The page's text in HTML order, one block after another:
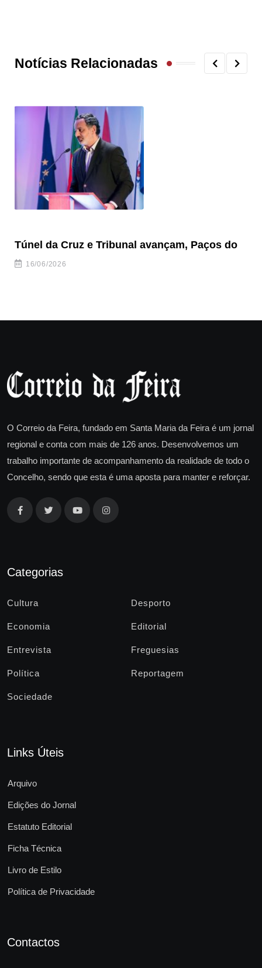
Notícias Relacionadas
Túnel da Cruz e Tribunal avançam, Paços do
16/06/2026
O Correio da Feira, fundado em Santa Maria da Feira é um jornal
regional e conta com mais de 126 anos. Desenvolvemos um
trabalho importante de acompanhamento da realidade de todo o
Concelho, sendo que esta é uma aposta para manter e reforçar.
Categorias
Cultura Desporto
Economia Editorial
Entrevista Freguesias
Política Reportagem
Sociedade
Links Úteis
Arquivo
Edições do Jornal
Estatuto Editorial
Ficha Técnica
Livro de Estilo
Política de Privacidade
Contactos